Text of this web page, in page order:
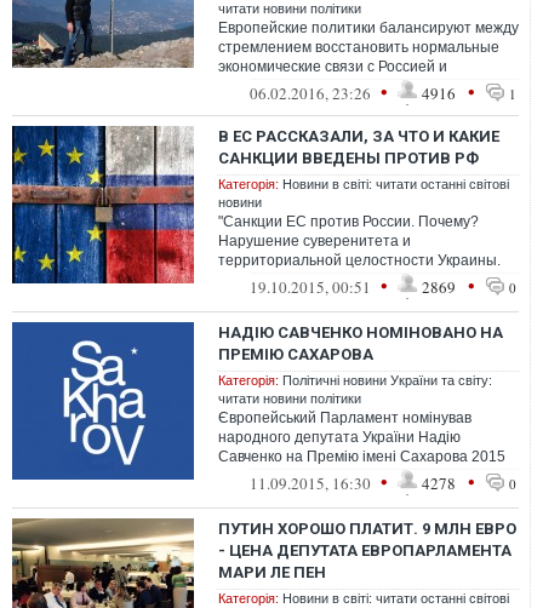
читати новини політики
Европейские политики балансируют между
стремлением восстановить нормальные
экономические связи с Россией и
продолжением давления на Москву
06.02.2016, 23:26 • 4916 • 1
В ЕС РАССКАЗАЛИ, ЗА ЧТО И КАКИЕ
САНКЦИИ ВВЕДЕНЫ ПРОТИВ РФ
Категорія: Новини в світі: читати останні світові
новини
"Санкции ЕС против России. Почему?
Нарушение суверенитета и
территориальной целостности Украины.
Незаконная аннексия Крыма и
Севастополя. Проникновени...
19.10.2015, 00:51 • 2869 • 0
НАДІЮ САВЧЕНКО НОМІНОВАНО НА
ПРЕМІЮ САХАРОВА
Категорія: Політичні новини України та світу:
читати новини політики
Європейський Парламент номінував
народного депутата України Надію
Савченко на Премію імені Сахарова 2015
року. Про це йдеться на офіційному сайті
11.09.2015, 16:30 • 4278 • 0
ПУТИН ХОРОШО ПЛАТИТ. 9 МЛН ЕВРО
- ЦЕНА ДЕПУТАТА ЕВРОПАРЛАМЕНТА
МАРИ ЛЕ ПЕН
Категорія: Новини в світі: читати останні світові